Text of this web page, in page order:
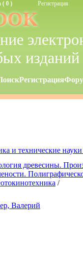
( 0 ) Регистрация
изданий
Регистрация
и технические
древесины.
/
Валерий